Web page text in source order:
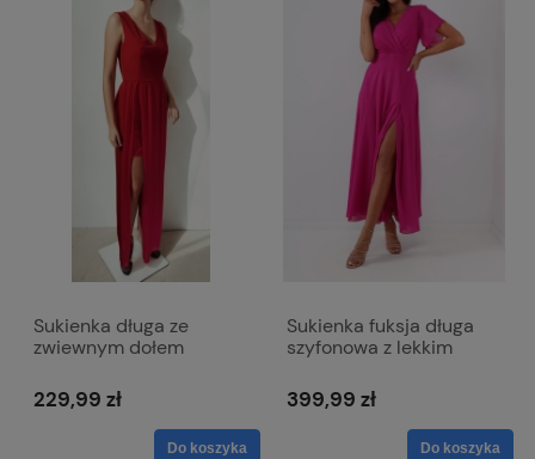
Sukienka długa ze
zwiewnym dołem
czerwona 015
229,99 zł
Do koszyka
Sukienka fuksja długa
szyfonowa z lekkim
399,99 zł
Do koszyka